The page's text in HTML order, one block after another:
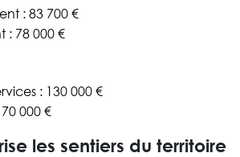
: 83 700 €
: 78 000 €
: 130 000 €
000 €
les sentiers du territoire